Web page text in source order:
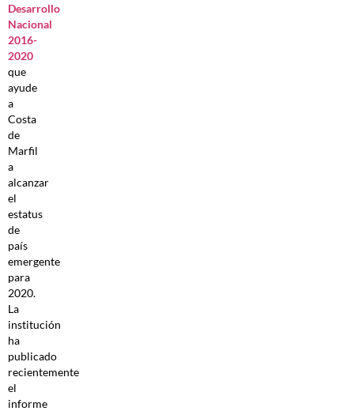
Desarrollo
Nacional
2016-
2020
que
ayude
a
Costa
de
Marfil
a
alcanzar
el
estatus
de
país
emergente
para
2020.
La
institución
ha
publicado
recientemente
el
informe